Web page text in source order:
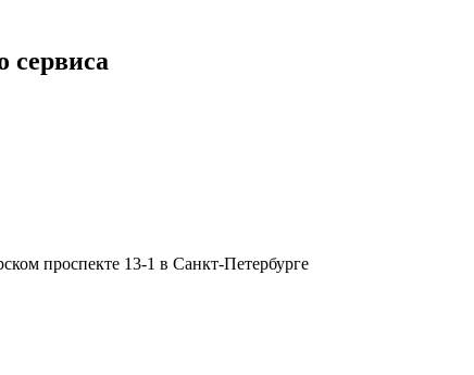
сервиса